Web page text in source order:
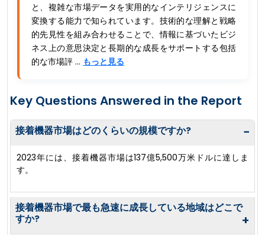
と、複雑な市場データを実用的なインテリジェンスに
変換する能力で知られています。技術的な理解と戦略
的先見性を組み合わせることで、情報に基づいたビジ
ネス上の意思決定と長期的な成長をサポートする包括
的な市場評 ... もっと見る
Key Questions Answered in the Report
接着機器市場はどのくらいの規模ですか? −
2023年には、接着機器市場は137億5,500万米ドルに達しま
す。
接着機器市場で最も急速に成長している地域はどこで
すか?
+